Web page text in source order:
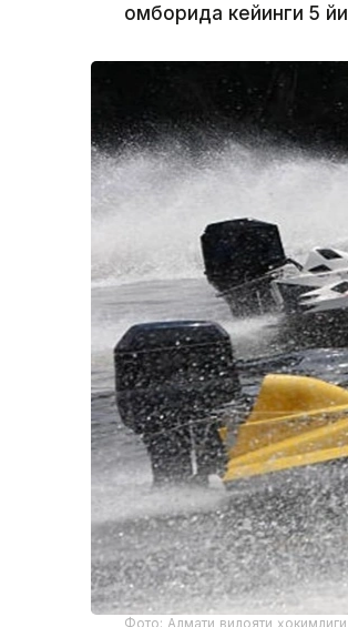
омборида кейинги 5
Фото: Алмати вилояти ҳокимлиги